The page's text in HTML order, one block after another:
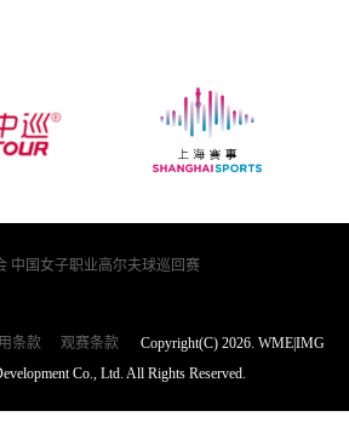
中国女子职业高尔夫球巡回赛
条款 观赛条款
Copyright(C) 2026. WME|IMG
Co., Ltd. All Rights Reserved.